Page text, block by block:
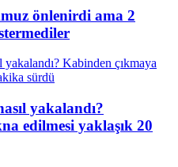
önlenirdi ama 2
yakalandı?
edilmesi yaklaşık 20